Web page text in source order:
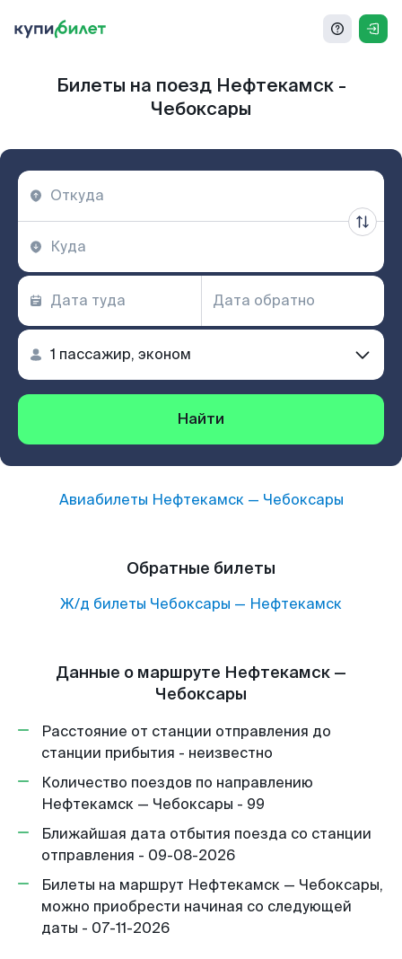
Билеты на поезд Нефтекамск -
Чебоксары
Найти
Авиабилеты Нефтекамск— Чебоксары
Обратные билеты
Ж/д билеты Чебоксары — Нефтекамск
Данные о маршруте Нефтекамск —
Чебоксары
Расстояние от станции отправления до
станции прибытия - неизвестно
Количество поездов по направлению
Нефтекамск — Чебоксары - 99
Ближайшая дата отбытия поезда со станции
отправления - 09-08-2026
Билеты на маршрут Нефтекамск — Чебоксары,
можно приобрести начиная со следующей
даты - 07-11-2026